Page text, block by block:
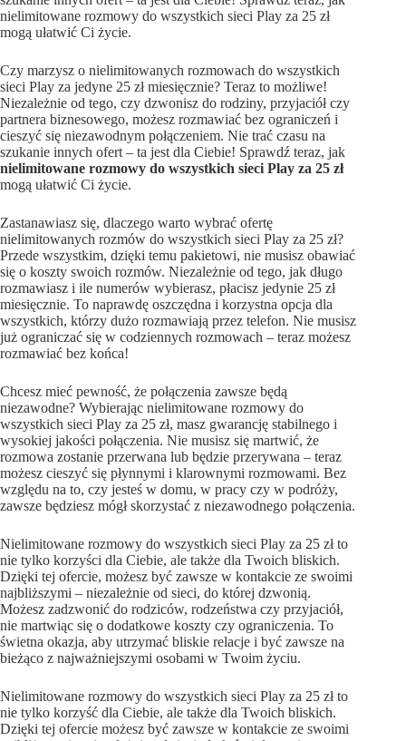
nielimitowane rozmowy do wszystkich sieci Play za 25 zł
mogą ułatwić Ci życie.
Czy marzysz o nielimitowanych rozmowach do wszystkich
sieci Play za jedyne 25 zł miesięcznie? Teraz to możliwe!
Niezależnie od tego, czy dzwonisz do rodziny, przyjaciół czy
partnera biznesowego, możesz rozmawiać bez ograniczeń i
cieszyć się niezawodnym połączeniem. Nie trać czasu na
szukanie innych ofert – ta jest dla Ciebie! Sprawdź teraz, jak
nielimitowane rozmowy do wszystkich sieci Play za 25 zł
mogą ułatwić Ci życie.
Zastanawiasz się, dlaczego warto wybrać ofertę
nielimitowanych rozmów do wszystkich sieci Play za 25 zł?
Przede wszystkim, dzięki temu pakietowi, nie musisz obawiać
się o koszty swoich rozmów. Niezależnie od tego, jak długo
rozmawiasz i ile numerów wybierasz, płacisz jedynie 25 zł
miesięcznie. To naprawdę oszczędna i korzystna opcja dla
wszystkich, którzy dużo rozmawiają przez telefon. Nie musisz
już ograniczać się w codziennych rozmowach – teraz możesz
rozmawiać bez końca!
Chcesz mieć pewność, że połączenia zawsze będą
niezawodne? Wybierając nielimitowane rozmowy do
wszystkich sieci Play za 25 zł, masz gwarancję stabilnego i
wysokiej jakości połączenia. Nie musisz się martwić, że
rozmowa zostanie przerwana lub będzie przerywana – teraz
możesz cieszyć się płynnymi i klarownymi rozmowami. Bez
względu na to, czy jesteś w domu, w pracy czy w podróży,
zawsze będziesz mógł skorzystać z niezawodnego połączenia.
Nielimitowane rozmowy do wszystkich sieci Play za 25 zł to
nie tylko korzyści dla Ciebie, ale także dla Twoich bliskich.
Dzięki tej ofercie, możesz być zawsze w kontakcie ze swoimi
najbliższymi – niezależnie od sieci, do której dzwonią.
Możesz zadzwonić do rodziców, rodzeństwa czy przyjaciół,
nie martwiąc się o dodatkowe koszty czy ograniczenia. To
świetna okazja, aby utrzymać bliskie relacje i być zawsze na
bieżąco z najważniejszymi osobami w Twoim życiu.
Nielimitowane rozmowy do wszystkich sieci Play za 25 zł to
nie tylko korzyść dla Ciebie, ale także dla Twoich bliskich.
Dzięki tej ofercie możesz być zawsze w kontakcie ze swoimi